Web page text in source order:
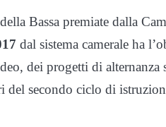
Bassa premiate dalla
dal sistema camerale ha
dei progetti di alternanza
secondo ciclo di